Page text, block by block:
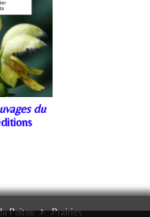
du
Poitou Prairies